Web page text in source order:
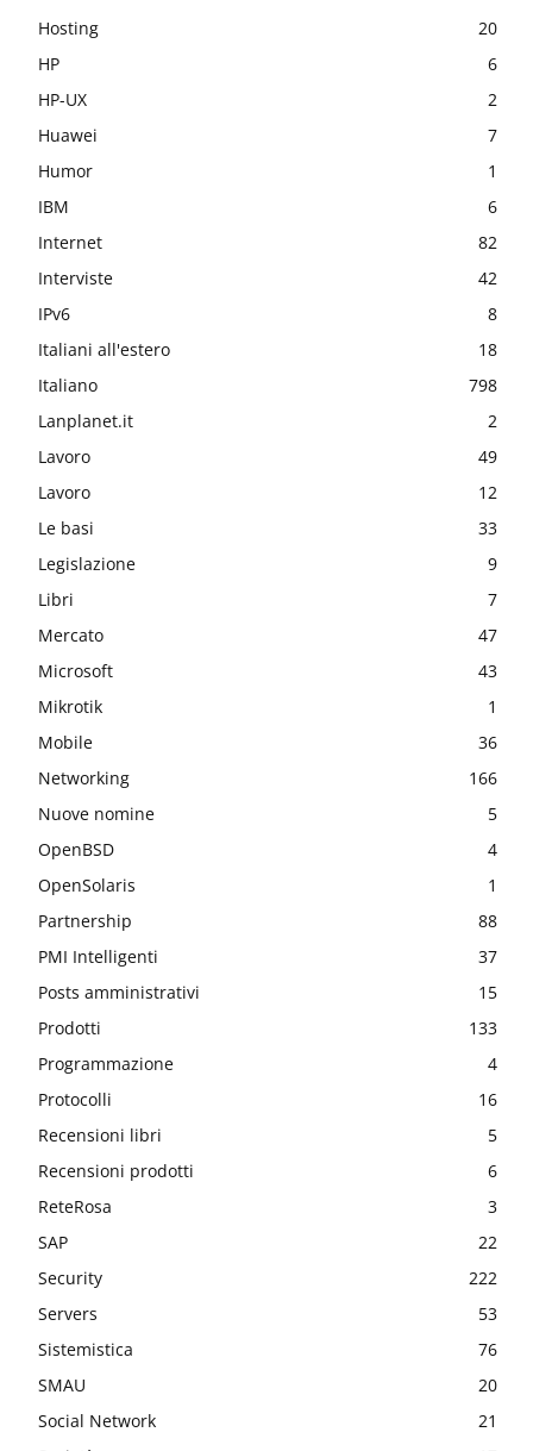
Hosting
20
HP
6
HP-UX
2
Huawei
7
Humor
1
IBM
6
Internet
82
Interviste
42
IPv6
8
Italiani all'estero
18
Italiano
798
Lanplanet.it
2
Lavoro
49
Lavoro
12
Le basi
33
Legislazione
9
Libri
7
Mercato
47
Microsoft
43
Mikrotik
1
Mobile
36
Networking
166
Nuove nomine
5
OpenBSD
4
OpenSolaris
1
Partnership
88
PMI Intelligenti
37
Posts amministrativi
15
Prodotti
133
Programmazione
4
Protocolli
16
Recensioni libri
5
Recensioni prodotti
6
ReteRosa
3
SAP
22
Security
222
Servers
53
Sistemistica
76
SMAU
20
Social Network
21